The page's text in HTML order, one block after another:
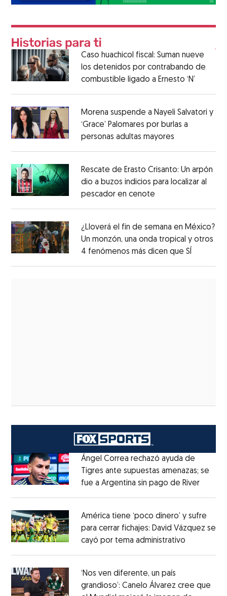
Caso huachicol fiscal: Suman nueve
los detenidos por contrabando de
combustible ligado a Ernesto ‘N’
Morena suspende a Nayeli Salvatori y
‘Grace’ Palomares por burlas a
personas adultas mayores
Rescate de Erasto Crisanto: Un arpón
dio a buzos indicios para localizar al
pescador en cenote
¿Lloverá el fin de semana en México?
Un monzón, una onda tropical y otros
4 fenómenos más dicen que SÍ
Ángel Correa rechazó ayuda de
Tigres ante supuestas amenazas; se
fue a Argentina sin pago de RiverOpens
América tiene ‘poco dinero’ y sufre
para cerrar fichajes: David Vázquez se
cayó por tema administrativo
‘Nos ven diferente, un país
grandioso’: Canelo Álvarez cree que